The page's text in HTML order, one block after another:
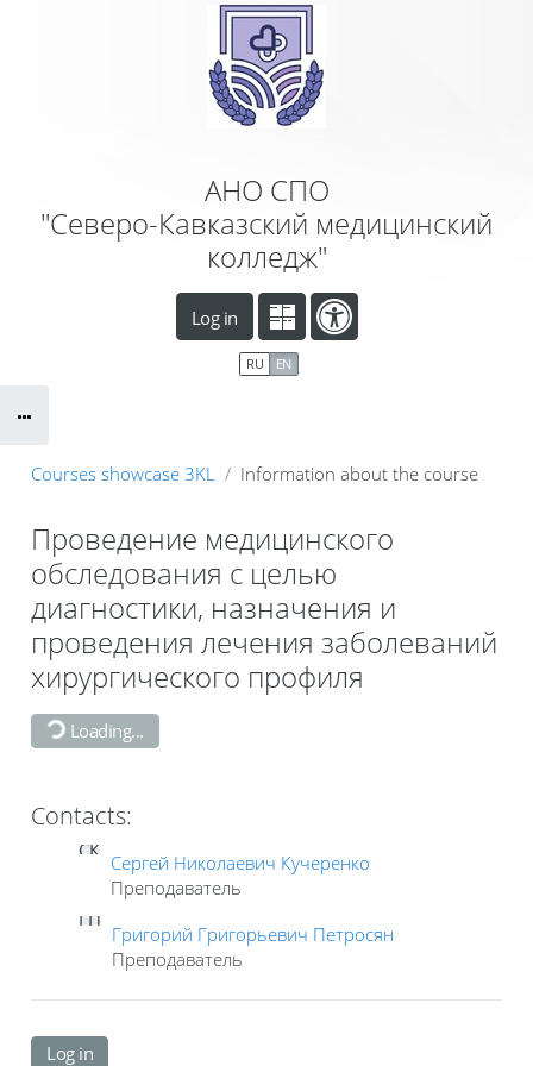
АНО СПО
"Северо-Кавказский медицинский
колледж"
Log in
RU EN
Courses showcase 3KL Information about the course
Проведение медицинского
обследования с целью
диагностики, назначения и
проведения лечения заболеваний
хирургического профиля
Loading...
Contacts:
СК
Сергей Николаевич Кучеренко
Преподаватель
ГП
Григорий Григорьевич Петросян
Преподаватель
Log in